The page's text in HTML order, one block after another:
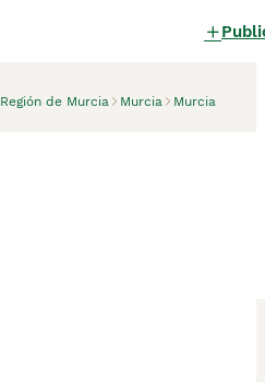
Región de Murcia Murcia Murcia